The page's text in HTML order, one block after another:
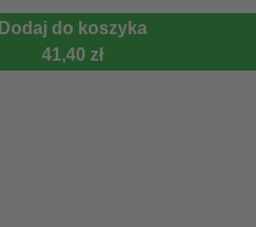
Dodaj do koszyka
41,40 zł